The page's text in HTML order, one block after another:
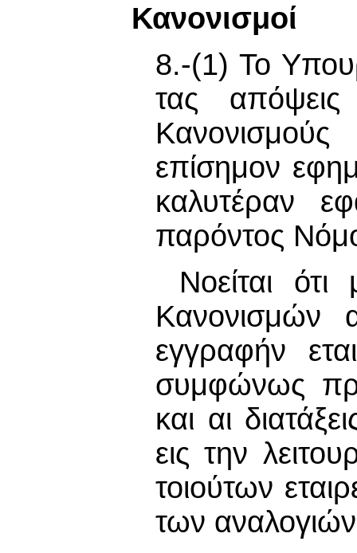
Κανονισμοί
8.-(1) Το
τας απόψεις
επίσημον
καλυτέραν
παρόντος
Νοείται
Κανονισμών
εγγραφήν
συμφώνως
και αι
εις την
τοιούτων
των